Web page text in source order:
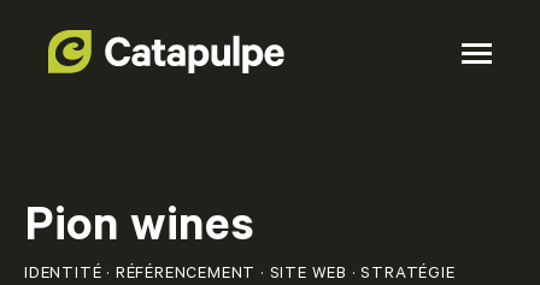
Pion wines
IDENTITÉ · RÉFÉRENCEMENT · SITE WEB · STRATÉGIE